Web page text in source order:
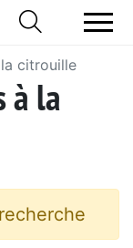
citrouille
à la